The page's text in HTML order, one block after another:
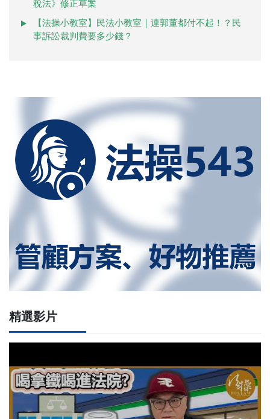
稅法》修正草案
【法操小教室】民法小教室｜連郭董都付不起！？民
事訴訟裁判費要多少錢？
精選影片